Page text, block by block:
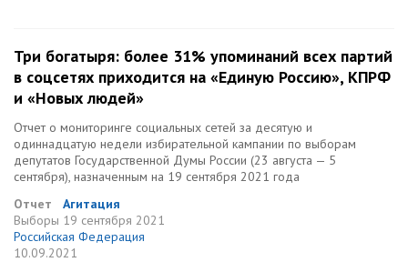
Три богатыря: более 31% упоминаний всех партий
в соцсетях приходится на «Единую Россию», КПРФ
и «Новых людей»
Отчет о мониторинге социальных сетей за десятую и
одиннадцатую недели избирательной кампании по выборам
депутатов Государственной Думы России (23 августа — 5
сентября), назначенным на 19 сентября 2021 года
Отчет
Агитация
Выборы 19 сентября 2021
Российская Федерация
10.09.2021